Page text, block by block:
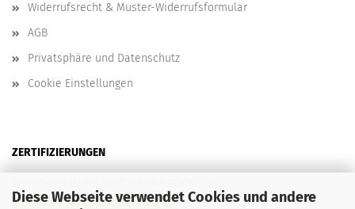
Diese Webseite verwendet Cookies und andere
Widerrufsrecht & Muster-Widerrufsformular
AGB
Privatsphäre und Datenschutz
Cookie Einstellungen
ZERTIFIZIERUNGEN